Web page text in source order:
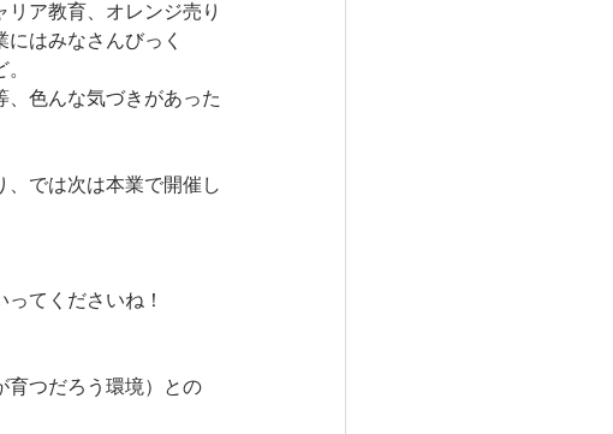
ア教育、オレンジ売り
はみなさんびっく
、色んな気づきがあった
では次は本業で開催し
てくださいね！
育つだろう環境）との